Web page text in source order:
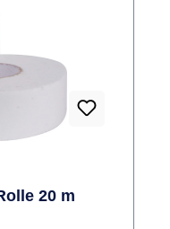
20 m